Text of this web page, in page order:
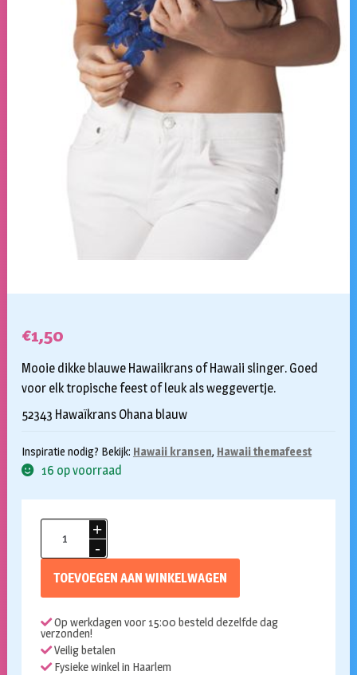
€1,50
Mooie dikke blauwe Hawaiikrans of Hawaii slinger. Goed
voor elk tropische feest of leuk als weggevertje.
52343 Hawaïkrans Ohana blauw
Inspiratie nodig? Bekijk: Hawaii kransen, Hawaii themafeest
16 op voorraad
krans
aantal
TOEVOEGEN AAN WINKELWAGEN
Op werkdagen voor 15:00 besteld dezelfde dag
verzonden!
Veilig betalen
Fysieke winkel in Haarlem